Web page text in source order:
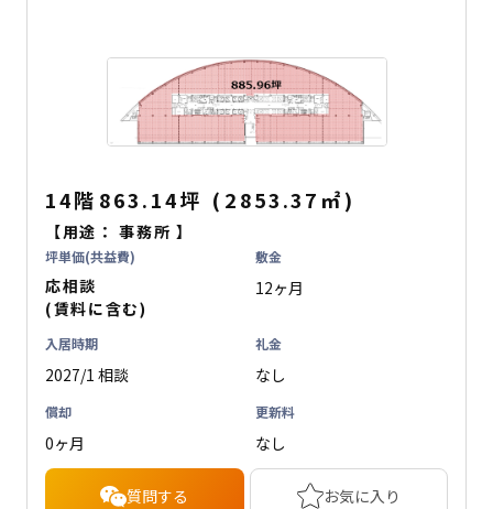
14階 863.14坪 ( 2853.37 ㎡)
【用途：事務所 】
坪単価(共益費)
応相談
(賃料に含む)
敷金
12ヶ月
入居時期
2027/1 相談
礼金
なし
償却
0ヶ月
更新料
なし
質問する お気に入り